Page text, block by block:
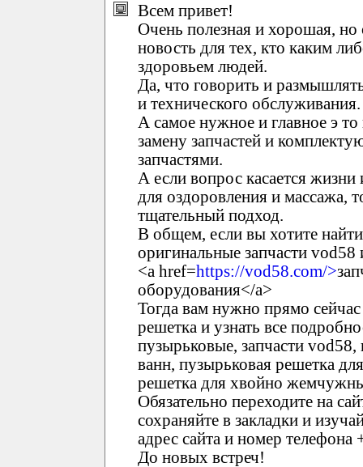
Всем привет!
Очень полезная и хорошая,
новость для тех, кто каким
здоровьем людей.
Да, что говорить и
и технического обслуживания.
А самое нужное и главное э
замену запчастей и
запчастями.
А если вопрос касается
для оздоровления и массажа,
тщательный подход.
В общем, если вы хотите
оригинальные запчасти vod58
<a href=https://vod58.com/>
оборудования</a>
Тогда вам нужно прямо
решетка и узнать все
пузырьковые, запчасти
ванн, пузырьковая решетка
решетка для хвойно
Обязательно переходите на
сохраняйте в закладки и
адрес сайта и номер
До новых встреч!